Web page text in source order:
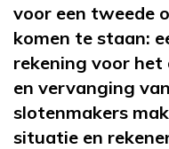
voor een tweede
komen te staan:
rekening voor het
en vervanging
slotenmakers
situatie en